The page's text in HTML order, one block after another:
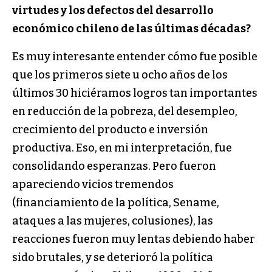
virtudes y los defectos del desarrollo
económico chileno de las últimas décadas?
Es muy interesante entender cómo fue posible
que los primeros siete u ocho años de los
últimos 30 hiciéramos logros tan importantes
en reducción de la pobreza, del desempleo,
crecimiento del producto e inversión
productiva. Eso, en mi interpretación, fue
consolidando esperanzas. Pero fueron
apareciendo vicios tremendos
(financiamiento de la política, Sename,
ataques a las mujeres, colusiones), las
reacciones fueron muy lentas debiendo haber
sido brutales, y se deterioró la política